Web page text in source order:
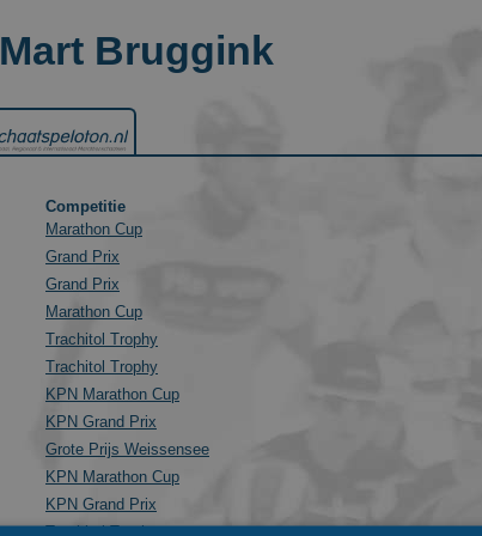
Mart Bruggink
Competitie
Marathon Cup
Grand Prix
Grand Prix
Marathon Cup
Trachitol Trophy
Trachitol Trophy
KPN Marathon Cup
KPN Grand Prix
Grote Prijs Weissensee
KPN Marathon Cup
KPN Grand Prix
Trachitol Trophy